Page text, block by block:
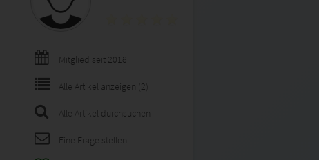
Mitglied seit 2018
Alle Artikel anzeigen (2)
Alle Artikel durchsuchen
Eine Frage stellen